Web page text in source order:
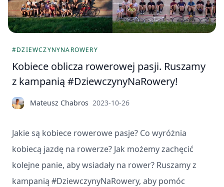
#DZIEWCZYNYNAROWERY
Kobiece oblicza rowerowej pasji. Ruszamy
z kampanią #DziewczynyNaRowery!
Mateusz Chabros 2023-10-26
Jakie są kobiece rowerowe pasje? Co wyróżnia
kobiecą jazdę na rowerze? Jak możemy zachęcić
kolejne panie, aby wsiadały na rower? Ruszamy z
kampanią #DziewczynyNaRowery, aby pomóc